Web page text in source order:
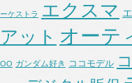
ーケストラ エクスマ
アット オーテ
OO ガンダム好き ココモデル